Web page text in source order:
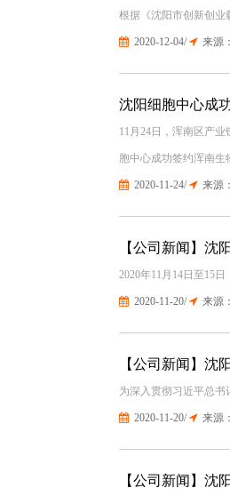
根据《沈阳市创新创业
2020-12-04/ 来源
沈阳细胞中心成
11月24日，浑南区产
胞中心成功签约浑南生
2020-11-24/ 来源
【公司新闻】沈
2020年11月14日至15
2020-11-20/ 来源
【公司新闻】
为深入贯彻习近平总书
2020-11-20/ 来源
【公司新闻】沈